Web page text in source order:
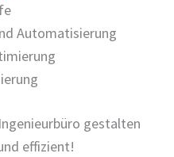
Automatisierung
gestalten
effizient!